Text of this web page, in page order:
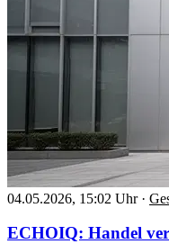
04.05.2026, 15:02 Uhr ·
ECHOIQ: Handel